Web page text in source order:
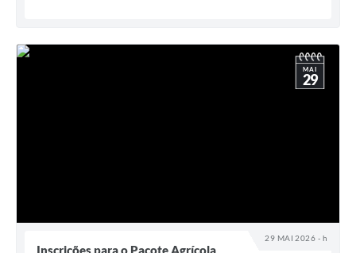
29 MAI 2026 - h
MAI
29
Inscrições para o Pacote Agrícola